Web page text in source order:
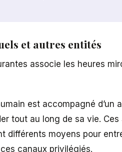
et autres entités
associe les heures
est accompagné d’un
tout au long de sa vie. Ces
différents moyens pour
canaux privilégiés.